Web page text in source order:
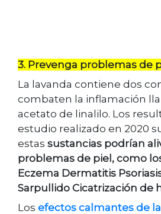
3. Prevenga problemas de
La lavanda contiene dos
combaten la inflamación
acetato de linalilo. Los
estudio realizado en 2020
estas sustancias podrían
problemas de piel, como
Eczema Dermatitis
Sarpullido Cicatrización de
Los efectos calmantes de